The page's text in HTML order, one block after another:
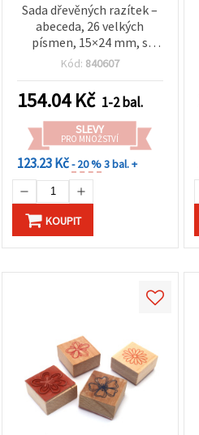
Sada dřevěných razítek –
abeceda, 26 velkých
písmen, 15×24 mm, s
inkoustovým polštářkem
Kód: 840607
154.04Kč 1-2 bal.
SLEVY
PRO MNOŽSTVÍ
123.23 Kč- 20 %3 bal. +
KOUPIT